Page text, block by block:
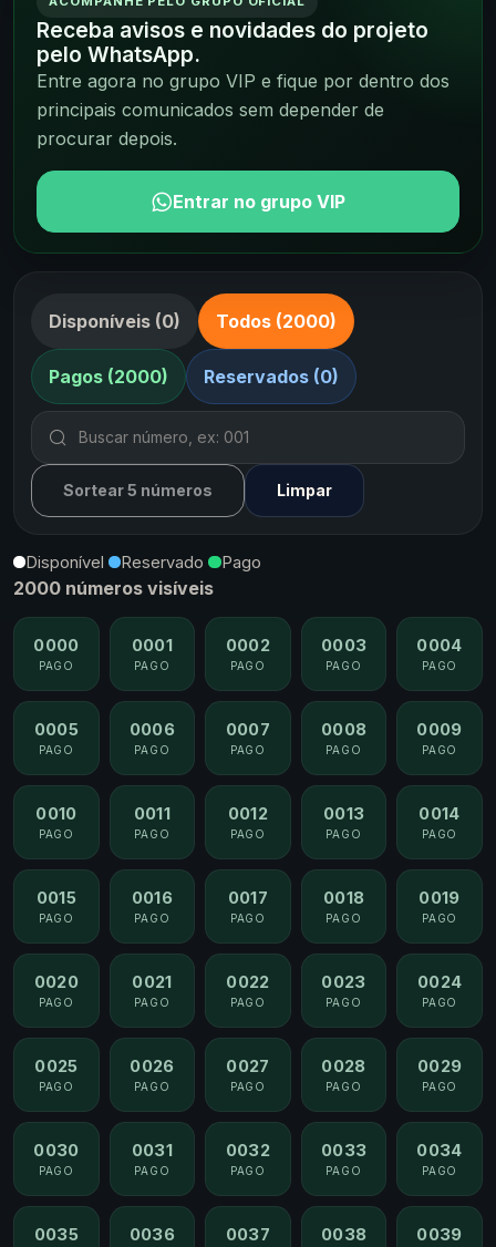
Receba avisos e novidades do projeto
pelo WhatsApp.
Entre agora no grupo VIP e fique por dentro dos
principais comunicados sem depender de
procurar depois.
Entrar no grupo VIP
Disponíveis (0) Todos (2000)
Pagos (2000) Reservados (0)
Sortear 5 números Limpar
Disponível Reservado Pago
2000 números visíveis
0000
PAGO
0001
PAGO
0002
PAGO
0003
PAGO
0004
PAGO
0005
PAGO
0006
PAGO
0007
PAGO
0008
PAGO
0009
PAGO
0010
PAGO
0011
PAGO
0012
PAGO
0013
PAGO
0014
PAGO
0015
PAGO
0016
PAGO
0017
PAGO
0018
PAGO
0019
PAGO
0020
PAGO
0021
PAGO
0022
PAGO
0023
PAGO
0024
PAGO
0025
PAGO
0026
PAGO
0027
PAGO
0028
PAGO
0029
PAGO
0030
PAGO
0031
PAGO
0032
PAGO
0033
PAGO
0034
PAGO
0035 0036 0037 0038 0039